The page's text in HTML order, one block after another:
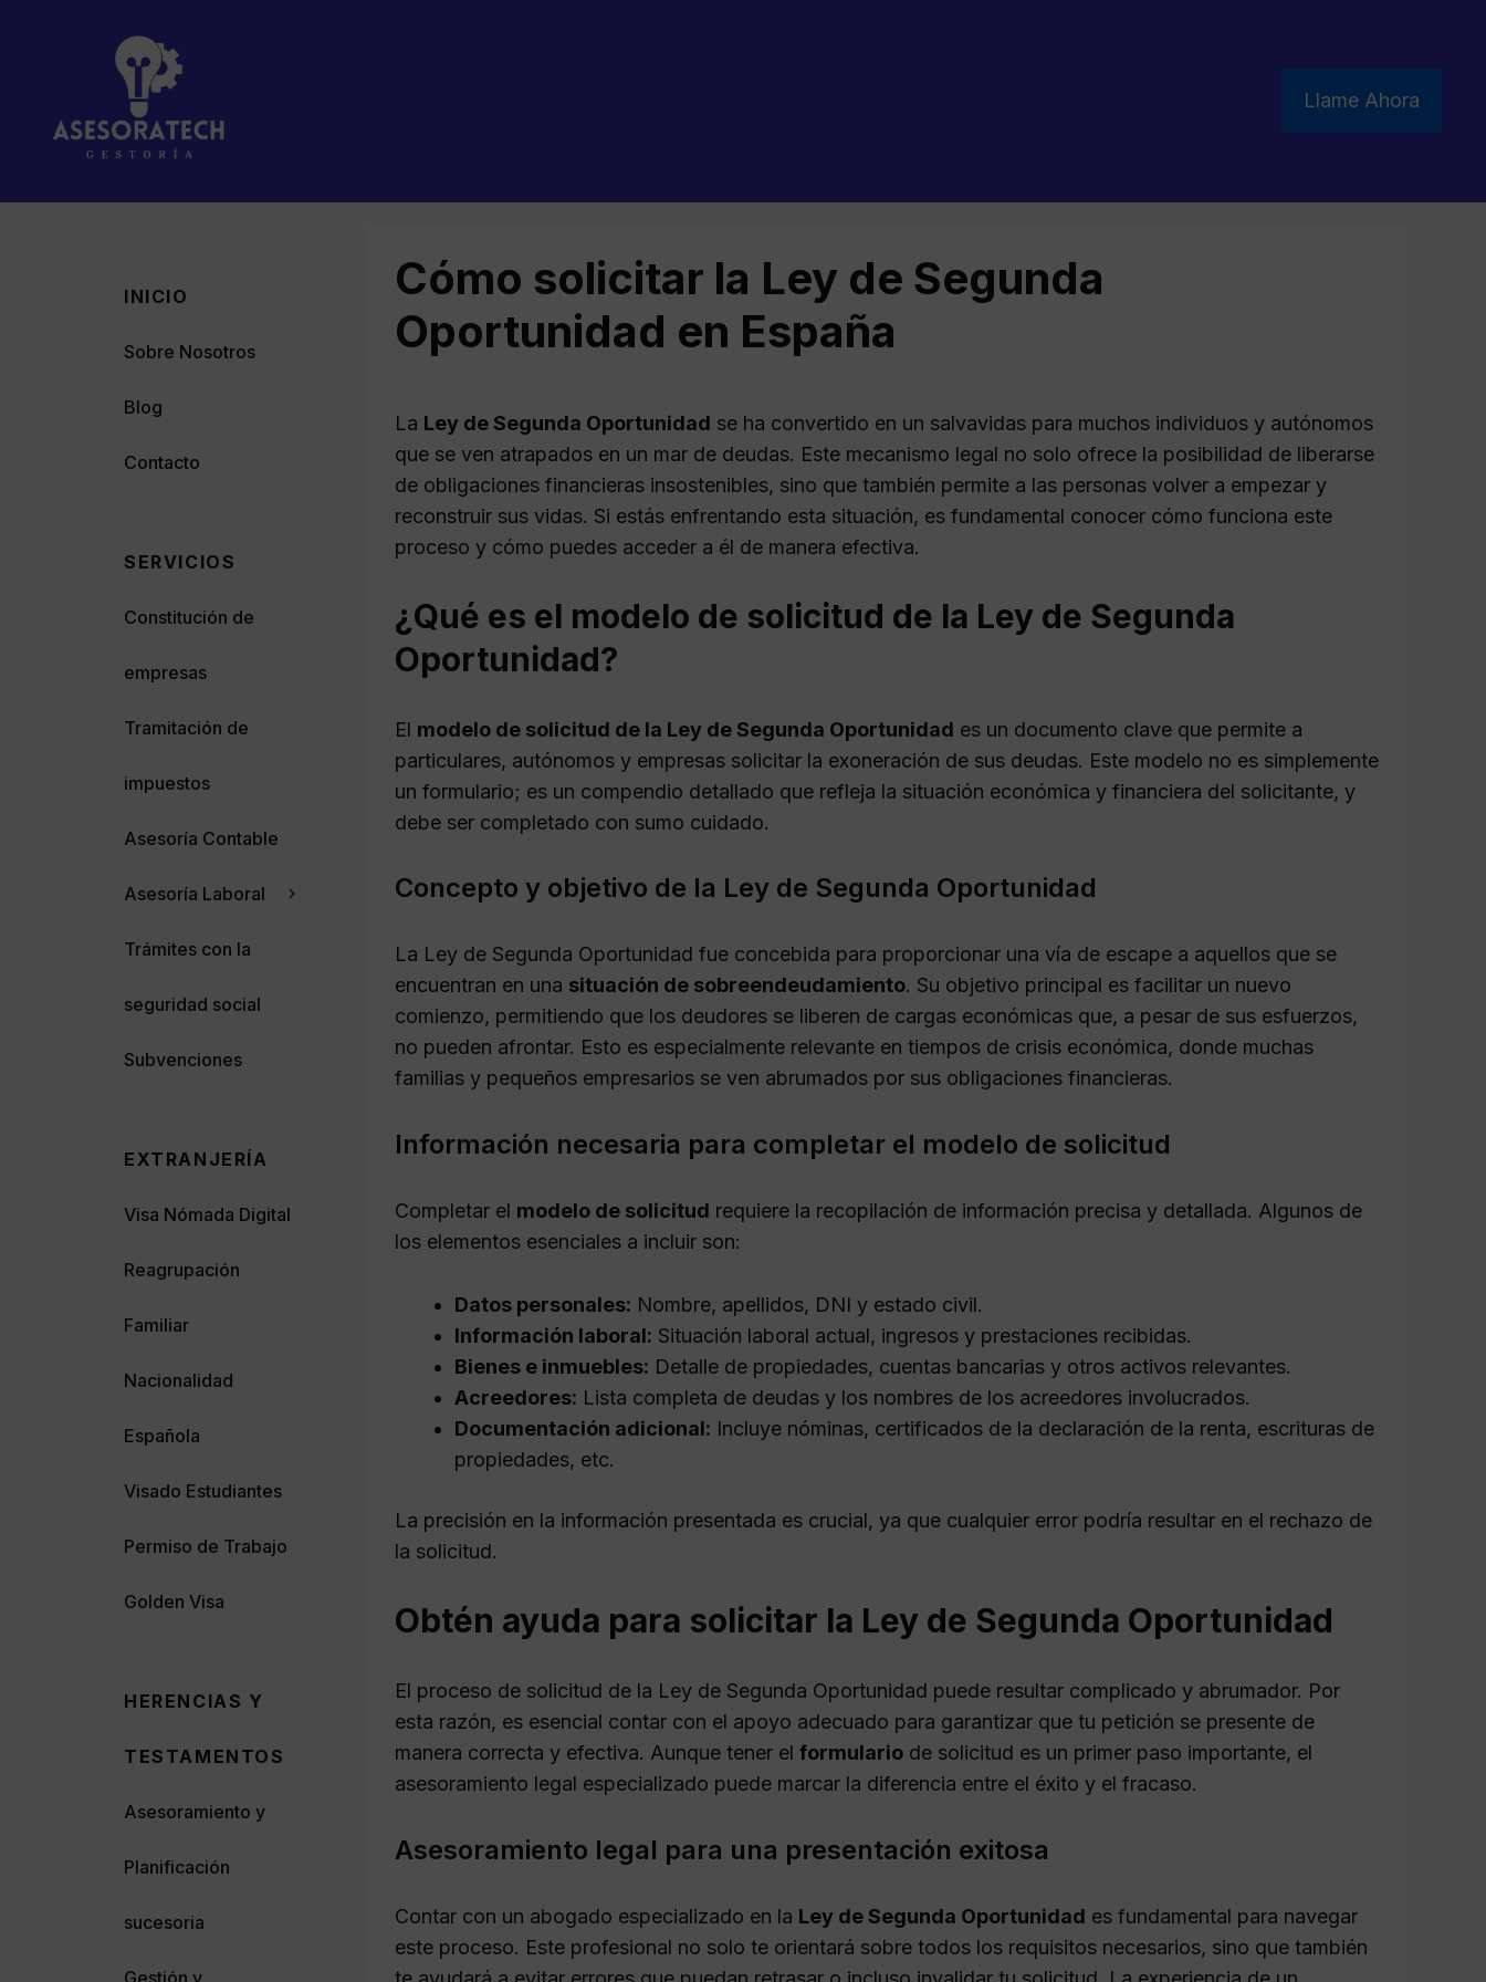
Llame Ahora
Cómo solicitar la Ley de Segunda
Oportunidad en España
La Ley de Segunda Oportunidad se ha convertido en un salvavidas para muchos individuos y autónomos
que se ven atrapados en un mar de deudas. Este mecanismo legal no solo ofrece la posibilidad de liberarse
de obligaciones financieras insostenibles, sino que también permite a las personas volver a empezar y
reconstruir sus vidas. Si estás enfrentando esta situación, es fundamental conocer cómo funciona este
proceso y cómo puedes acceder a él de manera efectiva.
¿Qué es el modelo de solicitud de la Ley de Segunda
Oportunidad?
El modelo de solicitud de la Ley de Segunda Oportunidad es un documento clave que permite a
particulares, autónomos y empresas solicitar la exoneración de sus deudas. Este modelo no es simplemente
un formulario; es un compendio detallado que refleja la situación económica y financiera del solicitante, y
debe ser completado con sumo cuidado.
Concepto y objetivo de la Ley de Segunda Oportunidad
La Ley de Segunda Oportunidad fue concebida para proporcionar una vía de escape a aquellos que se
encuentran en una situación de sobreendeudamiento. Su objetivo principal es facilitar un nuevo
comienzo, permitiendo que los deudores se liberen de cargas económicas que, a pesar de sus esfuerzos,
no pueden afrontar. Esto es especialmente relevante en tiempos de crisis económica, donde muchas
familias y pequeños empresarios se ven abrumados por sus obligaciones financieras.
Información necesaria para completar el modelo de solicitud
Completar el modelo de solicitud requiere la recopilación de información precisa y detallada. Algunos de
los elementos esenciales a incluir son:
Datos personales: Nombre, apellidos, DNI y estado civil.
Información laboral: Situación laboral actual, ingresos y prestaciones recibidas.
Bienes e inmuebles: Detalle de propiedades, cuentas bancarias y otros activos relevantes.
Acreedores: Lista completa de deudas y los nombres de los acreedores involucrados.
Documentación adicional: Incluye nóminas, certificados de la declaración de la renta, escrituras de
propiedades, etc.
La precisión en la información presentada es crucial, ya que cualquier error podría resultar en el rechazo de
la solicitud.
Obtén ayuda para solicitar la Ley de Segunda Oportunidad
El proceso de solicitud de la Ley de Segunda Oportunidad puede resultar complicado y abrumador. Por
esta razón, es esencial contar con el apoyo adecuado para garantizar que tu petición se presente de
manera correcta y efectiva. Aunque tener el formulario de solicitud es un primer paso importante, el
asesoramiento legal especializado puede marcar la diferencia entre el éxito y el fracaso.
Asesoramiento legal para una presentación exitosa
Contar con un abogado especializado en la Ley de Segunda Oportunidad es fundamental para navegar
este proceso. Este profesional no solo te orientará sobre todos los requisitos necesarios, sino que también
INICIO
Sobre Nosotros
Blog
Contacto
SERVICIOS
Constitución de
empresas
Tramitación de
impuestos
Asesoría Contable
Asesoría Laboral
Trámites con la
seguridad social
Subvenciones
EXTRANJERÍA
Visa Nómada Digital
Reagrupación
Familiar
Nacionalidad
Española
Visado Estudiantes
Permiso de Trabajo
Golden Visa
HERENCIAS Y
TESTAMENTOS
Asesoramiento y
Planificación
sucesoria
Gestión y